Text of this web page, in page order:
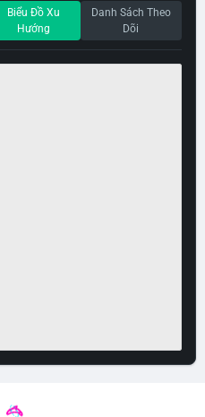
Biểu Đồ Xu
Hướng
Danh Sách Theo
Dõi